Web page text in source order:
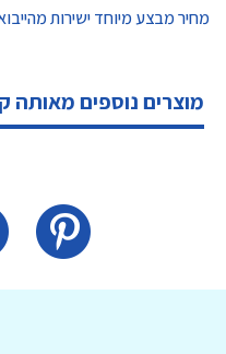
מחיר מבצע מיוחד ישירות
מוצרים נוספים מאותה